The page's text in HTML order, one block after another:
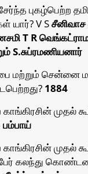
புகழ்பெற்ற
யார்? V Sசீனிவாச
T R
S.சுப்ரமணியனார்
மற்றும் சென்னை
1884
முதல்
பம்பாய்
முதல்
கலந்து